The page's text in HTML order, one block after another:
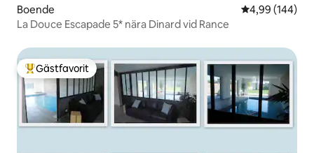
Boende 4,99 av 5 i
4,99 (144)
La Douce Escapade 5* nära Dinard vid Rance
Populär gästfavorit
Gästfavorit